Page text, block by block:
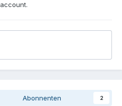
Abonnenten 2